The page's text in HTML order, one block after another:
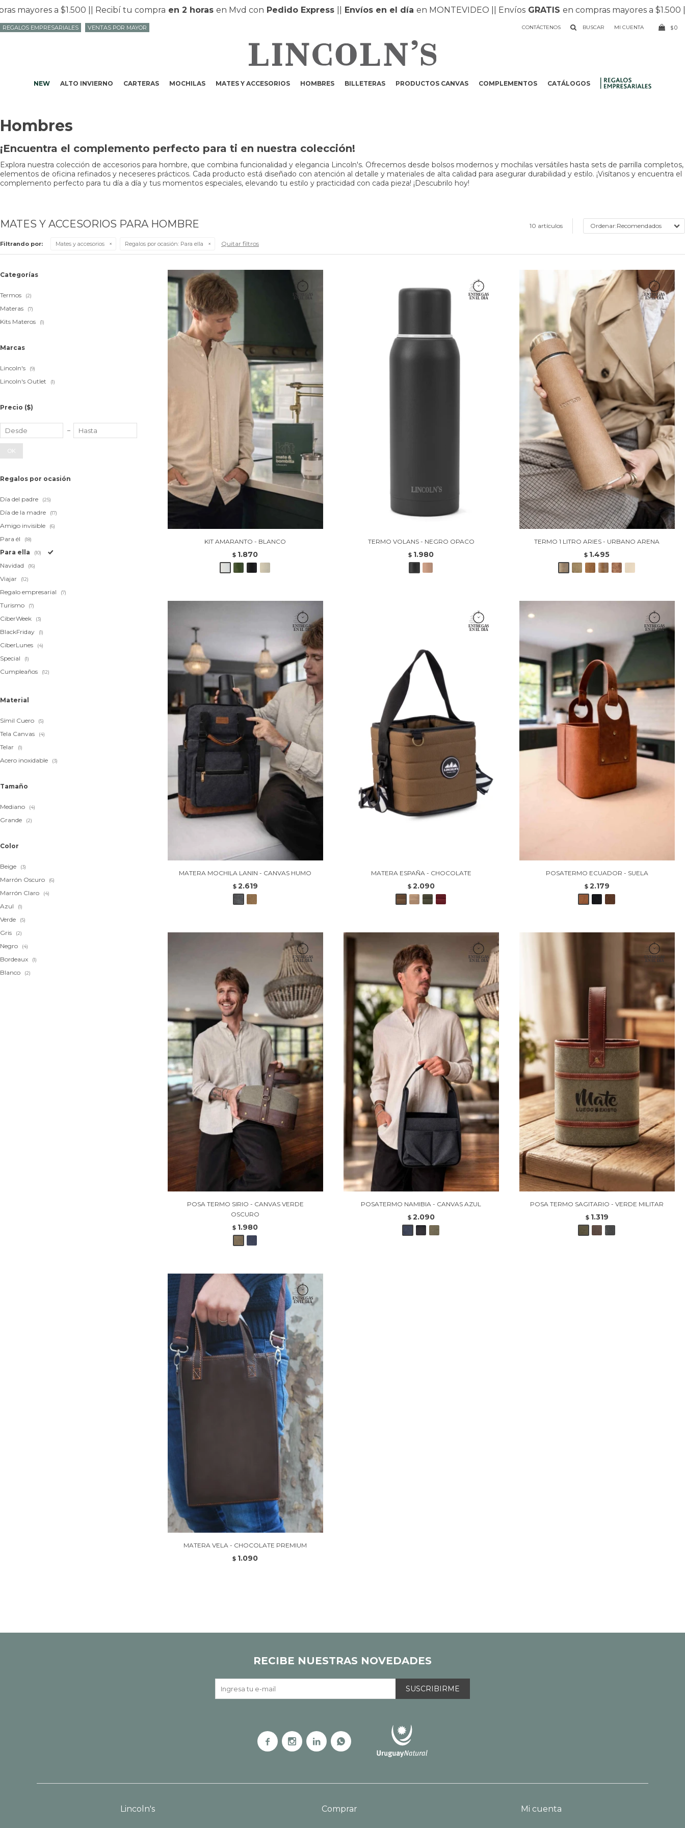
a $1.500 || Recibí tu compraen 2 horasen Mvd conPedido Express||Envíos en el díaen MONTEVIDEO || EnvíosGRATISen compras mayores a $1.500 ||
NEW ALTO INVIERNO CARTERAS MOCHILAS MATES Y ACCESORIOS HOMBRES BILLETERAS PRODUCTOS CANVAS COMPLEMENTOS CATÁLOGOS
CONTÁCTENOS $0
REGALOS EMPRESARIALES VENTAS POR MAYOR
Hombres
¡Encuentra el complemento perfecto para ti en nuestra colección!
Explora nuestra colección de accesorios para hombre, que combina funcionalidad y elegancia Lincoln's. Ofrecemos desde bolsos modernos y mochilas versátiles hasta sets de parrilla completos,
elementos de oficina refinados y neceseres prácticos. Cada producto está diseñado con atención al detalle y materiales de alta calidad para asegurar durabilidad y estilo. ¡Visítanos y encuentra el
complemento perfecto para tu día a día y tus momentos especiales, elevando tu estilo y practicidad con cada pieza! ¡Descubrilo hoy!
MATES Y ACCESORIOS PARA HOMBRE 10 artículos Recomendados
Filtrando por: Mates y accesorios Regalos por ocasión: Para ella Quitar filtros
KIT AMARANTO - BLANCO
$ 1.870
TERMO VOLANS - NEGRO OPACO
$ 1.980
TERMO 1 LITRO ARIES - URBANO ARENA
$ 1.495
MATERA MOCHILA LANIN - CANVAS HUMO
$ 2.619
MATERA ESPAÑA - CHOCOLATE
$ 2.090
POSATERMO ECUADOR - SUELA
$ 2.179
POSA TERMO SIRIO - CANVAS VERDE
OSCURO
$ 1.980
POSATERMO NAMIBIA - CANVAS AZUL
$ 2.090
POSA TERMO SAGITARIO - VERDE MILITAR
$ 1.319
MATERA VELA - CHOCOLATE PREMIUM
$ 1.090
Categorías
Termos (2)
Materas (7)
Kits Materos (1)
Marcas
Lincoln's (9)
Lincoln's Outlet (1)
Precio ($)
OK
Regalos por ocasión
Día del padre (25)
Día de la madre (17)
Amigo invisible (6)
Para él (18)
Para ella (10)
Navidad (16)
Viajar (12)
Regalo empresarial (7)
Turismo (7)
CiberWeek (3)
BlackFriday (1)
CiberLunes (4)
Special (1)
Cumpleaños (12)
Material
Símil Cuero (5)
Tela Canvas (4)
Telar (1)
Acero inoxidable (3)
Tamaño
Mediano (4)
Grande (2)
Color
Beige (3)
Marrón Oscuro (6)
Marrón Claro (4)
Azul (1)
Verde (5)
Gris (2)
Negro (4)
Bordeaux (1)
Blanco (2)
Lincoln's Comprar Mi cuenta
RECIBE NUESTRAS NOVEDADES
SUSCRIBIRME
   